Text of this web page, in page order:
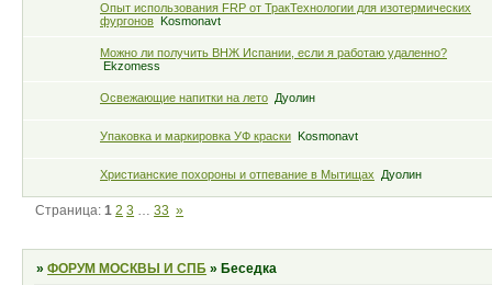
Опыт использования FRP от ТракТехнологии для изотермических
фургонов
Kosmonavt
Можно ли получить ВНЖ Испании, если я работаю удаленно?
Ekzomess
Освежающие напитки на лето Дуолин
Упаковка и маркировка УФ краски Kosmonavt
Христианские похороны и отпевание в Мытищах Дуолин
Страница:1 2 3 … 33 »
»ФОРУМ МОСКВЫ И СПБ »Беседка